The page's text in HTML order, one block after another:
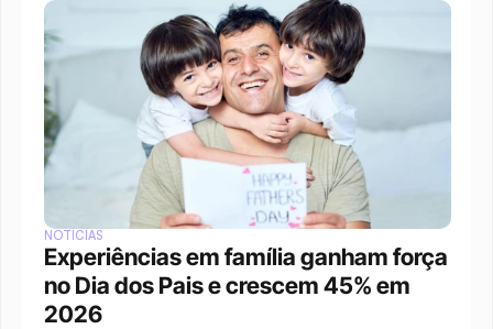
NOTÍCIAS
Experiências em família ganham força
no Dia dos Pais e crescem 45% em
2026